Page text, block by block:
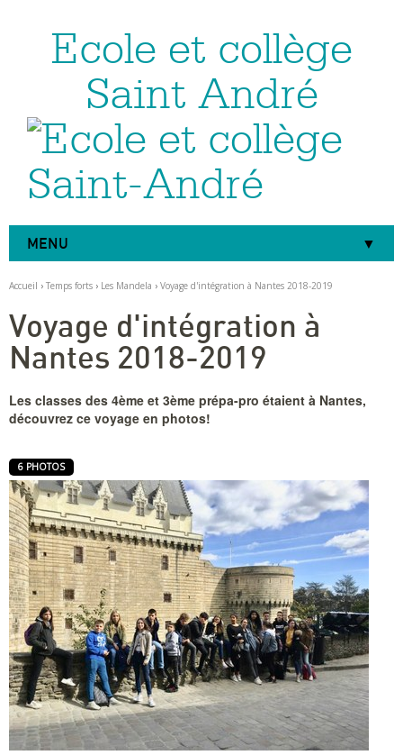
navigation
Ecole et collège
Saint André
MENU
Accueil › Temps forts › Les Mandela › Voyage d'intégration à Nantes 2018-2019
Voyage d'intégration à
Nantes 2018-2019
Les classes des 4ème et 3ème prépa-pro étaient à Nantes,
découvrez ce voyage en photos!
6 PHOTOS